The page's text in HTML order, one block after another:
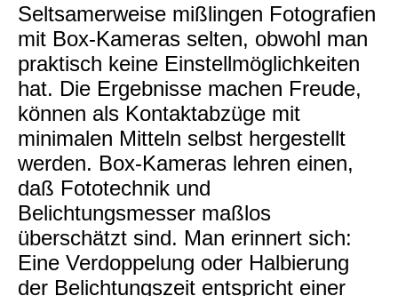
Seltsamerweise mißlingen Fotografien
mit Box-Kameras selten, obwohl man
praktisch keine Einstellmöglichkeiten
hat. Die Ergebnisse machen Freude,
können als Kontaktabzüge mit
minimalen Mitteln selbst hergestellt
werden. Box-Kameras lehren einen,
daß Fototechnik und
Belichtungsmesser maßlos
überschätzt sind. Man erinnert sich:
Eine Verdoppelung oder Halbierung
der Belichtungszeit entspricht einer